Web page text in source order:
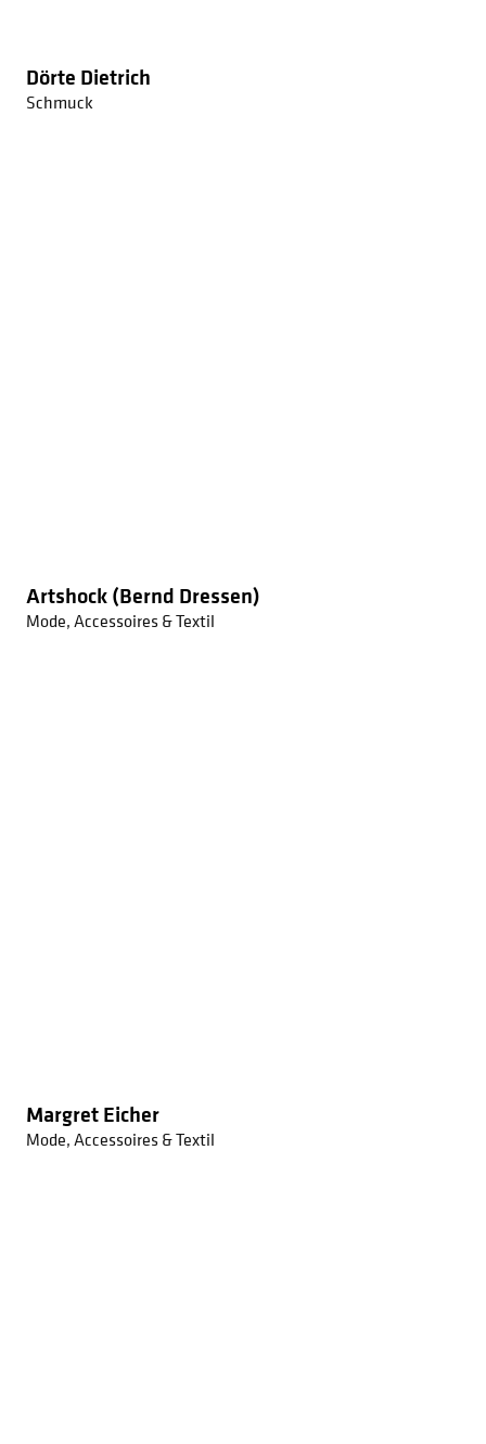
Dörte Dietrich
Schmuck
Artshock (Bernd Dressen)
Mode, Accessoires & Textil
Margret Eicher
Mode, Accessoires & Textil